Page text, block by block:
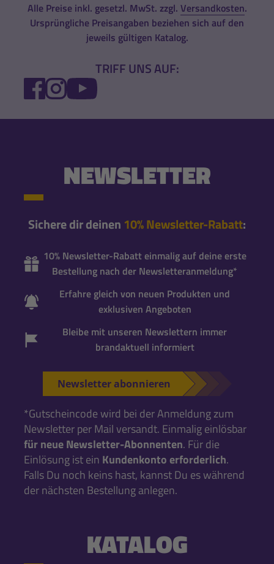
Alle Preise inkl. gesetzl. MwSt. zzgl. Versandkosten.
Ursprüngliche Preisangaben beziehen sich auf den
jeweils gültigen Katalog.
TRIFF UNS AUF:
FACEBOOK
INSTAGRAM
YOUTUBE
NEWSLETTER
Sichere dir deinen 10% Newsletter-Rabatt:
10% Newsletter-Rabatt einmalig auf deine erste
Bestellung nach der Newsletteranmeldung*
Erfahre gleich von neuen Produkten und
exklusiven Angeboten
Bleibe mit unseren Newslettern immer
brandaktuell informiert
Newsletter abonnieren
*Gutscheincode wird bei der Anmeldung zum
Newsletter per Mail versandt. Einmalig einlösbar
für neue Newsletter-Abonnenten. Für die
Einlösung ist ein Kundenkonto erforderlich.
Falls Du noch keins hast, kannst Du es während
der nächsten Bestellung anlegen.
KATALOG